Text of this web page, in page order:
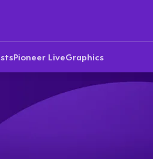
Pioneer LiveGraphics